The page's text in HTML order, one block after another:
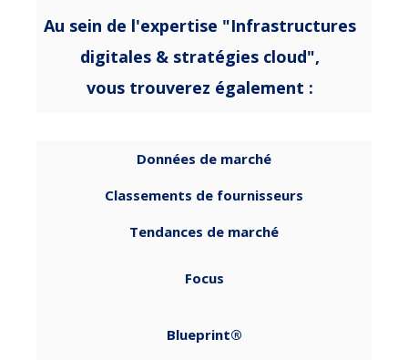
Au sein de l'expertise "Infrastructures
digitales & stratégies cloud",
vous trouverez également :
Données de marché
Classements de fournisseurs
Tendances de marché
Focus
Blueprint®